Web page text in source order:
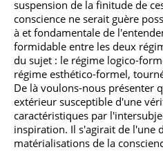
suspension de la finitude de
conscience ne serait guère
à et fondamentale de
formidable entre les deux
du sujet : le régime logico-
régime esthético-formel,
De là voulons-nous présenter
extérieur susceptible d'une
caractéristiques par
inspiration. Il s'agirait de l'une
matérialisations de la